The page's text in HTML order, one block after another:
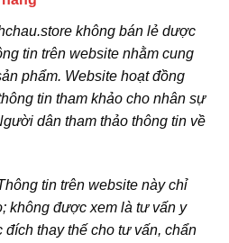
không bán lẻ dược
tin trên website nhằm cung
phẩm. Website hoạt đồng
tin tham khảo cho nhân sự
dân tham thảo thông tin về
tin trên website này chỉ
không được xem là tư vấn y
đích thay thế cho tư vấn, chẩn